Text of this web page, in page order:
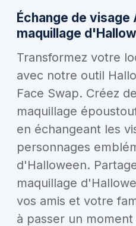
Échange de visage
maquillage
Transformez votre
avec notre outil
Face Swap. Créez
maquillage
en échangeant les
personnages
d'Halloween.
maquillage
vos amis et votre
à passer un